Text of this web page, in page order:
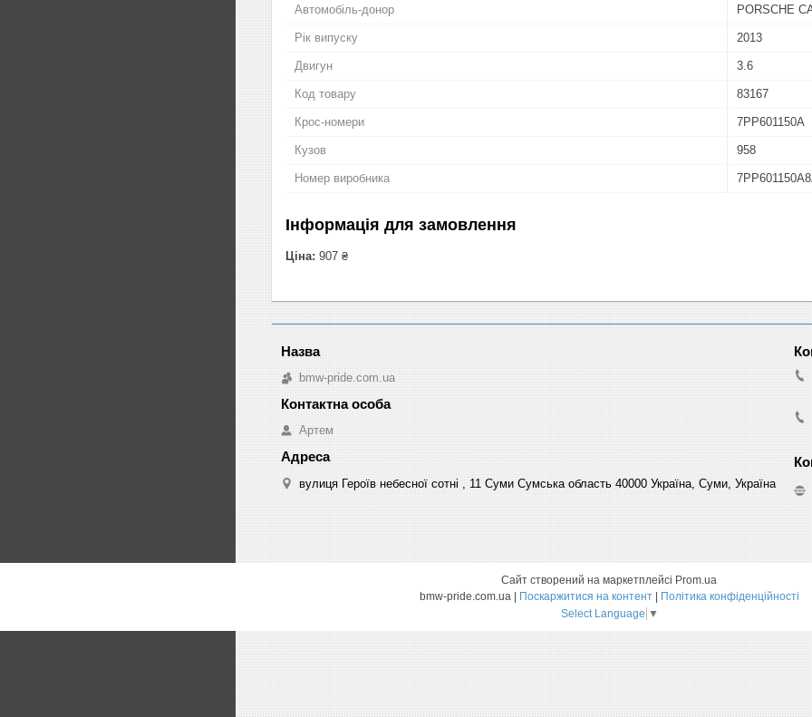
Автомобіль-донор PORSCHE
Рік випуску 2013
Двигун 3.6
Код товару 83167
Крос-номери 7PP601150A
Кузов 958
Номер виробника
Інформація для замовлення
Ціна: 907 ₴
bmw-pride.com.ua
Артем
вулиця Героїв небесної сотні , 11 Суми Сумська область 40000 Україна, Суми, Україна
Сайт створений на маркетплейсі Prom.ua
Поскаржитися на контент
Політика конфіденційності
Select Language ▼